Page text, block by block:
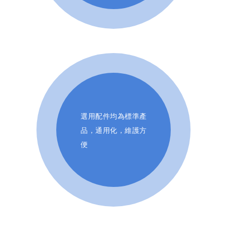
選用配件均為標準產
品，通用化，維護方
便